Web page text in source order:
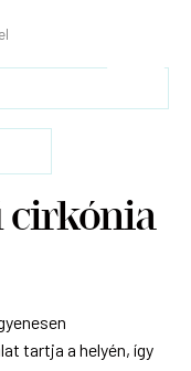
cirkónia
tartja a helyén, így